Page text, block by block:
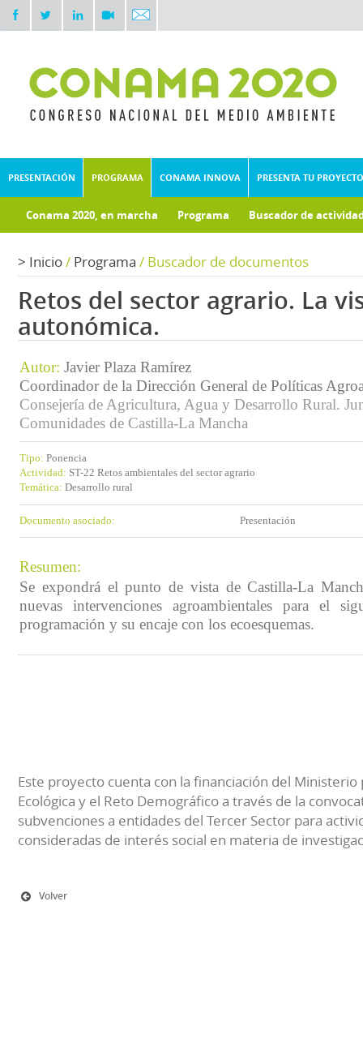
PRESENTACIÓN PROGRAMA CONAMA INNOVA PRESENTA TU PROYECTO
Conama 2020, en marcha Programa Buscador de
> Inicio/ Programa / Buscador de documentos
Retos del sector agrario. La
autonómica.
Autor: Javier Plaza Ramírez
Coordinador de la Dirección General de Políticas
Consejería de Agricultura, Agua y Desarrollo Rural.
Comunidades de Castilla-La Mancha
Tipo: Ponencia
Actividad: ST-22 Retos ambientales del sector agrario
Temática: Desarrollo rural
Documento asociado: Presentación
Resumen:
Se expondrá el punto de vista de Castilla-La
nuevas intervenciones agroambientales para el
programación y su encaje con los ecoesquemas.
Este proyecto cuenta con la financiación del Ministerio
Ecológica y el Reto Demográfico a través de la
subvenciones a entidades del Tercer Sector para
consideradas de interés social en materia de
Volver